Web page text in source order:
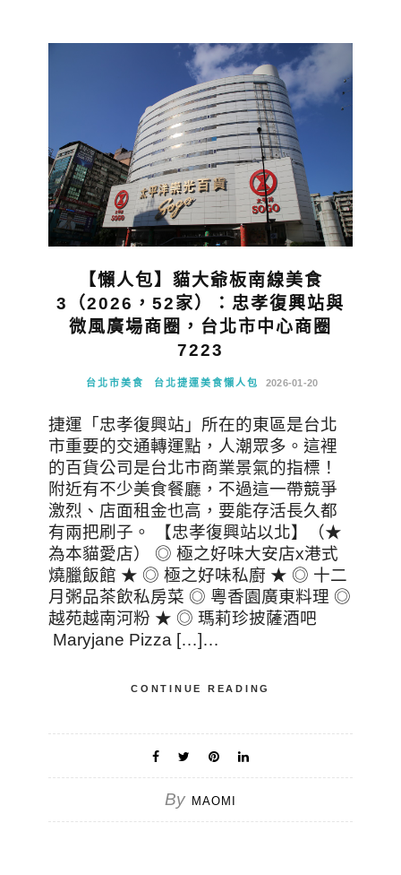
【懶人包】貓大爺板南線美食
3（2026，52家）：忠孝復興站與
微風廣場商圈，台北市中心商圈
7223
台北市美食 台北捷運美食懶人包 2026-01-20
捷運「忠孝復興站」所在的東區是台北
市重要的交通轉運點，人潮眾多。這裡
的百貨公司是台北市商業景氣的指標！
附近有不少美食餐廳，不過這一帶競爭
激烈、店面租金也高，要能存活長久都
有兩把刷子。 【忠孝復興站以北】（★
為本貓愛店） ◎ 極之好味大安店x港式
燒臘飯館 ★ ◎ 極之好味私廚 ★ ◎ 十二
月粥品茶飲私房菜 ◎ 粵香園廣東料理 ◎
越苑越南河粉 ★ ◎ 瑪莉珍披薩酒吧
Maryjane Pizza […]…
CONTINUE READING
By MAOMI